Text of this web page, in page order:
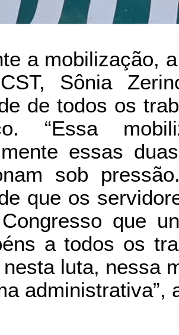
a mobilização,
Sônia
de todos os
“Essa
essas
sob
que os
que
a todos os
luta, nessa
administrativa”,